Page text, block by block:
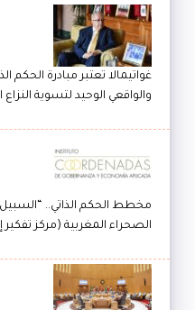
غواتيمالا تعتبر مبادرة الحكم
والواقعي الوحيد لتسوية
مخطط الحكم الذاتي.. “السبيل
الصحراء المغربية (مركز تفكير